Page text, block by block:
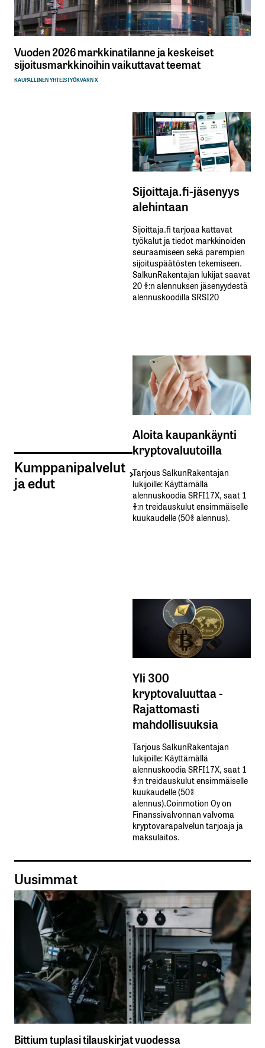
Vuoden 2026 markkinatilanne ja keskeiset
sijoitusmarkkinoihin vaikuttavat teemat
KAUPALLINEN YHTEISTYÖKVARN X
Kumppanipalvelut
ja edut
Sijoittaja.fi-jäsenyys
alehintaan
Sijoittaja.fi tarjoaa kattavat
työkalut ja tiedot markkinoiden
seuraamiseen sekä parempien
sijoituspäätösten tekemiseen.
SalkunRakentajan lukijat saavat
20 %:n alennuksen jäsenyydestä
alennuskoodilla SRSI20
Aloita kaupankäynti
kryptovaluutoilla
Tarjous SalkunRakentajan
lukijoille: Käyttämällä​ ​
alennuskoodia​ ​SRFI17X,​ ​saat​ ​1
%:n treidauskulut​ ​ensimmäiselle​ ​
kuukaudelle​ ​(50%​ ​alennus).
Yli 300
kryptovaluuttaa -
Rajattomasti
mahdollisuuksia
Tarjous SalkunRakentajan
lukijoille: Käyttämällä​ ​
alennuskoodia​ ​SRFI17X,​ ​saat​ ​1
%:n treidauskulut​ ​ensimmäiselle​ ​
kuukaudelle​ ​(50%​ ​
alennus).Coinmotion Oy on
Finanssivalvonnan valvoma
kryptovarapalvelun tarjoaja ja
maksulaitos.
Uusimmat
Bittium tuplasi tilauskirjat vuodessa